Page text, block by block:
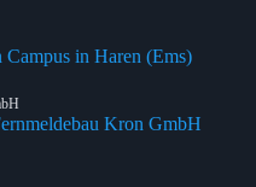
in Haren (Ems)
Kron GmbH